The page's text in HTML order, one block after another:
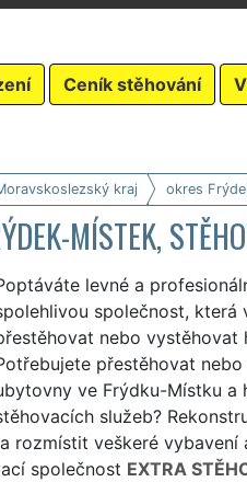
Ceník stěhování
kraj okres
MÍSTEK,
levné a
společnost,
nebo vystěhovat
přestěhovat
ve Frýdku-Místku a
služeb?
rozmístit veškeré
společnost EXTRA